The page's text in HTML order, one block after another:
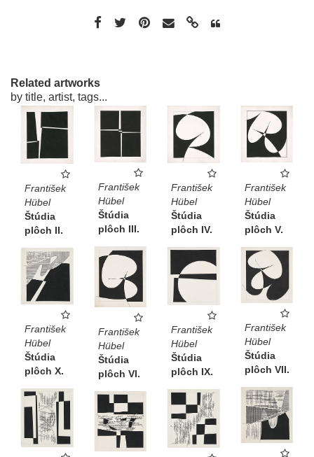
Related artworks
by title, artist, tags...
František
Hübel
Štúdia
plôch II.
František
Hübel
Štúdia
plôch III.
František
Hübel
Štúdia
plôch IV.
František
Hübel
Štúdia
plôch V.
František
Hübel
Štúdia
plôch VI.
František
Hübel
Štúdia
plôch VII.
František
Hübel
Štúdia
plôch IX.
František
Hübel
Štúdia
plôch X.